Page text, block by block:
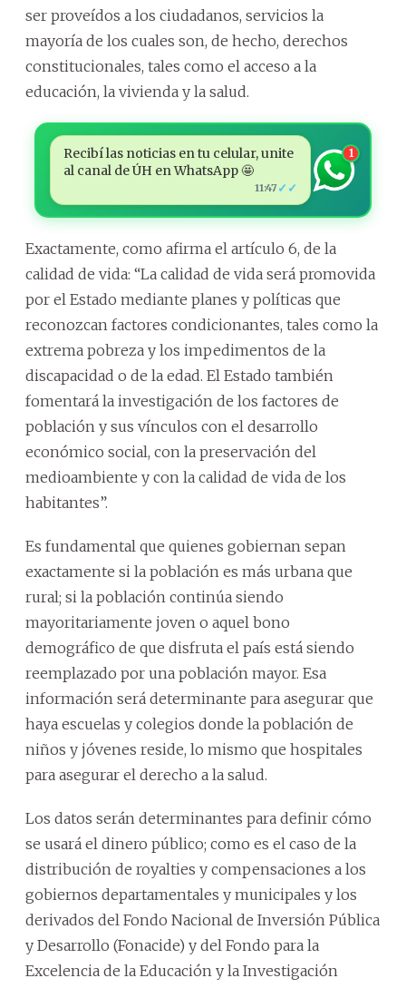
ser proveídos a los ciudadanos, servicios la
mayoría de los cuales son, de hecho, derechos
constitucionales, tales como el acceso a la
educación, la vivienda y la salud.
Recibí las noticias en tu celular, unite
al canal de ÚH en WhatsApp 🤩
11:47 ✓✓
1
Exactamente, como afirma el artículo 6, de la
calidad de vida: “La calidad de vida será promovida
por el Estado mediante planes y políticas que
reconozcan factores condicionantes, tales como la
extrema pobreza y los impedimentos de la
discapacidad o de la edad. El Estado también
fomentará la investigación de los factores de
población y sus vínculos con el desarrollo
económico social, con la preservación del
medioambiente y con la calidad de vida de los
habitantes”.
Es fundamental que quienes gobiernan sepan
exactamente si la población es más urbana que
rural; si la población continúa siendo
mayoritariamente joven o aquel bono
demográfico de que disfruta el país está siendo
reemplazado por una población mayor. Esa
información será determinante para asegurar que
haya escuelas y colegios donde la población de
niños y jóvenes reside, lo mismo que hospitales
para asegurar el derecho a la salud.
Los datos serán determinantes para definir cómo
se usará el dinero público; como es el caso de la
distribución de royalties y compensaciones a los
gobiernos departamentales y municipales y los
derivados del Fondo Nacional de Inversión Pública
y Desarrollo (Fonacide) y del Fondo para la
Excelencia de la Educación y la Investigación